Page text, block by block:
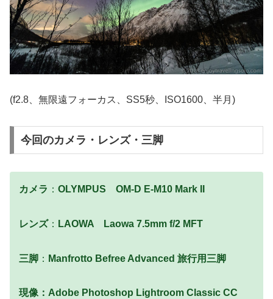
(f2.8、無限遠フォーカス、SS5秒、ISO1600、半月)
今回のカメラ・レンズ・三脚
カメラ ： OLYMPUS OM-D E-M10 Mark II
レンズ： LAOWA Laowa 7.5mm f/2 MFT
三脚 ： Manfrotto Befree Advanced 旅行用三脚
現像：Adobe Photoshop Lightroom Classic CC